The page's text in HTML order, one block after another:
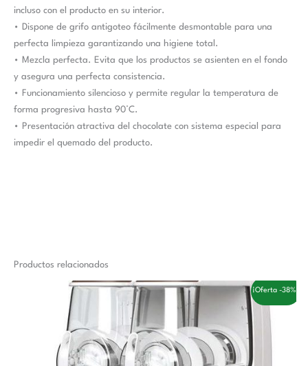
incluso con el producto en su interior.
• Dispone de grifo antigoteo fácilmente desmontable para una
perfecta limpieza garantizando una higiene total.
• Mezcla perfecta. Evita que los productos se asienten en el fondo
y asegura una perfecta consistencia.
• Funcionamiento silencioso y permite regular la temperatura de
forma progresiva hasta 90°C.
• Presentación atractiva del chocolate con sistema especial para
impedir el quemado del producto.
Productos relacionados
¡Oferta -38%!
El
precio
original
era:
3.756,00 €.
El
precio
actual
2.310,00 €.